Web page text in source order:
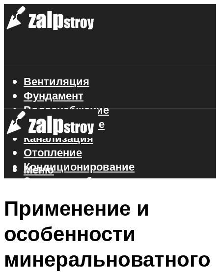
Вентиляция
Фундамент
Водоснабжение
Газоснабжение
Канализация
Отопление
Кондиционирование
Электроснабжение
Меню
Меню
Применение и
особенности
минеральноватного